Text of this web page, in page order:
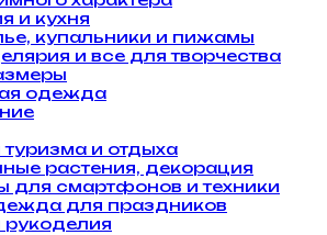
и кухня
купальники и пижамы
и все для творчества
одежда
и отдыха
растения, декорация
для смартфонов и техники
для праздников
рукоделия